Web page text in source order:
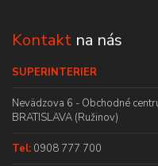
Kontakt na nás
SUPERINTERIER
Nevädzova 6 - Obchodné
BRATISLAVA (Ružinov)
Tel: 0908 777 700